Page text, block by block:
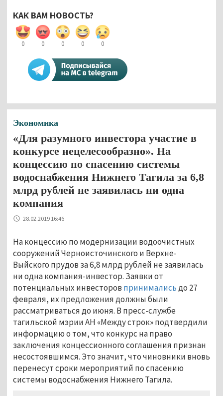
КАК ВАМ НОВОСТЬ?
0 0 0 0 0
Экономика
«Для разумного инвестора участие в
конкурсе нецелесообразно». На
концессию по спасению системы
водоснабжения Нижнего Тагила за 6,8
млрд рублей не заявилась ни одна
компания
28.02.2019 16:46
На концессию по модернизации водоочистных
сооружений Черноисточинского и Верхне-
Выйского прудов за 6,8 млрд рублей не заявилась
ни одна компания-инвестор. Заявки от
потенциальных инвесторов принималисьдо 27
февраля, их предложения должны были
рассматриваться до июня. В пресс-службе
тагильской мэрии АН «Между строк» подтвердили
информацию о том, что конкурс на право
заключения концессионного соглашения признан
несостоявшимся. Это значит, что чиновники вновь
перенесут сроки мероприятий по спасению
системы водоснабжения Нижнего Тагила.